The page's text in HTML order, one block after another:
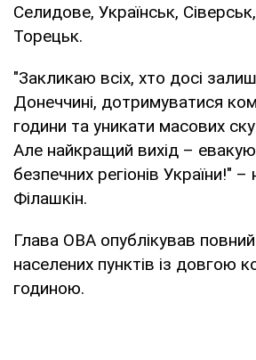
Селидове, Українськ,
Торецьк.
"Закликаю всіх, хто досі
Донеччині, дотримуватися
години та уникати масових
Але найкращий вихід –
безпечних регіонів України!" –
Філашкін.
Глава ОВА опублікував
населених пунктів із довгою
годиною.